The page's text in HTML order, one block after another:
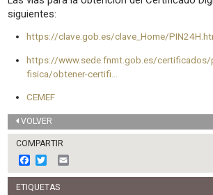
siguientes:
https://clave.gob.es/clave_Home/
https://www.sede.fnmt.gob.es/certificados/
fisica/obtener-certifi…
CEMEF
VOLVER
COMPARTIR
F
a
c
w
i
m
ETIQUETAS